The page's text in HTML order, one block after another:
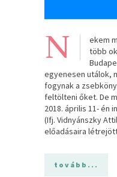
N ekem
több
egyenesen utálok,
fogynak a
feltölteni őket. De
2018. április 11- én
(Ifj. Vidnyánszky
előadásaira
tovább...